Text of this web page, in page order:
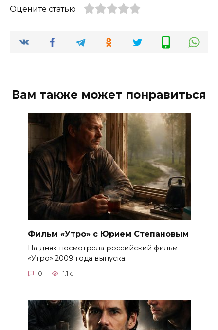
Оцените статью
Вам также может понравиться
Фильм «Утро» с Юрием Степановым
На днях посмотрела российский фильм
«Утро» 2009 года выпуска.
0 1.1к.